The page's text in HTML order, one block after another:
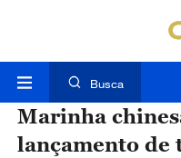
Busca
Marinha
lançamento de